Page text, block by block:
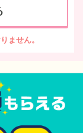
ません。